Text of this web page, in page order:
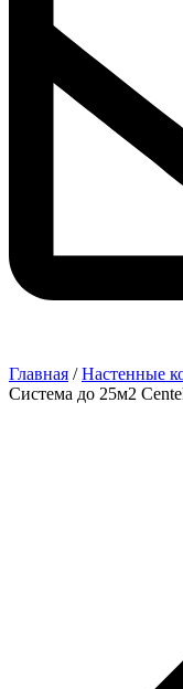
Главная /Настенные
Система до 25м2